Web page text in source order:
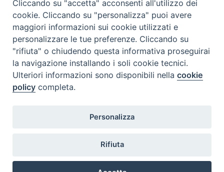
Cliccando su "accetta" acconsenti all'utilizzo dei
cookie. Cliccando su "personalizza" puoi avere
maggiori informazioni sui cookie utilizzati e
personalizzare le tue preferenze. Cliccando su
"rifiuta" o chiudendo questa informativa proseguirai
la navigazione installando i soli cookie tecnici.
Ulteriori informazioni sono disponibili nellacookie
policy completa.
Personalizza
Rifiuta